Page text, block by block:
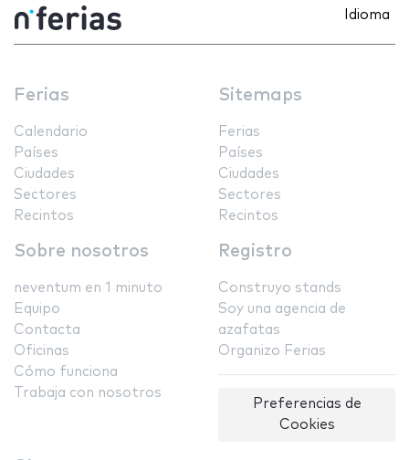
Idioma
Ferias
Calendario
Países
Ciudades
Sectores
Recintos
Sitemaps
Ferias
Países
Ciudades
Sectores
Recintos
Sobre nosotros
neventum en 1 minuto
Equipo
Contacta
Oficinas
Cómo funciona
Trabaja con nosotros
Registro
Construyo stands
Soy una agencia de
azafatas
Organizo Ferias
Preferencias de
Cookies